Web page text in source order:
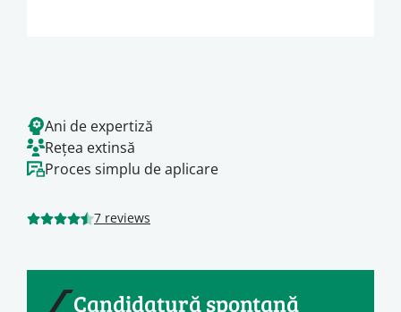
Candidatură spontană
Ani de expertiză
Rețea extinsă
Proces simplu de aplicare
7 reviews